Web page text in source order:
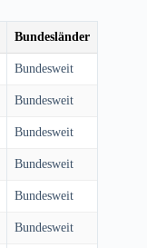
Bundesländer
Bundesweit
Bundesweit
Bundesweit
Bundesweit
Bundesweit
Bundesweit